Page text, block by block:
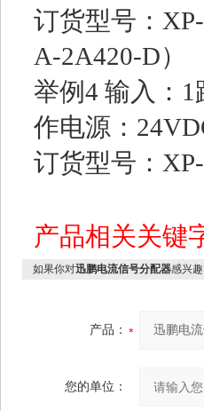
订货型号：
A-2A420-D）
举例4 输入：
作电源：
订货型号：
产品相关关键
如果你对迅鹏电流信号分配器感兴
产品：
您的单位：